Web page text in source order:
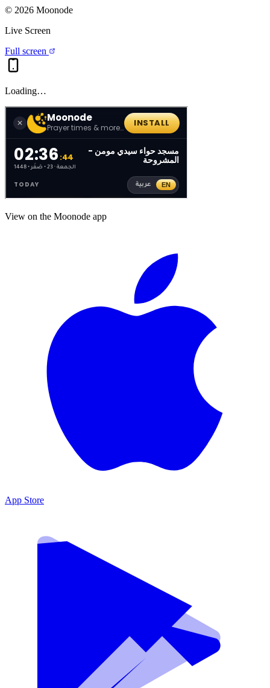
© 2026 Moonode
Live Screen
Full screen
Loading…
View on the Moonode app
App Store